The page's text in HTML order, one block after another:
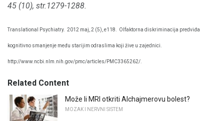
45 (10), str.1279-1288.
Translational Psychiatry. 2012 maj, 2 (5), e118. Olfaktorna diskriminacija predviđa
kognitivno smanjenje među starijim odraslima koji žive u zajednici.
http://www.ncbi.nlm.nih.gov/pmc/articles/PMC3365262/.
Related Content
Može li MRI otkriti Alchajmerovu bolest?
MOZAK I NERVNI SISTEM